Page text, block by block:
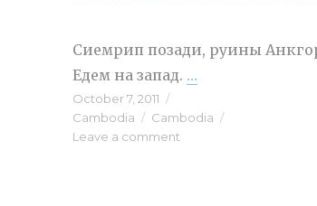
Сиемрип позади, руины
Едем на запад. …
Posted
on
October 7, 2011
Cambodia
Tags
Cambodia
Leave a comment